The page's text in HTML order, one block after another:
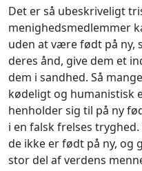
Det er så ubeskriveligt
menighedsmedlemmer
uden at være født på ny,
deres ånd, give dem et
dem i sandhed. Så
kødeligt og humanistisk
henholder sig til på ny
i en falsk frelses
de ikke er født på ny, og
stor del af verdens